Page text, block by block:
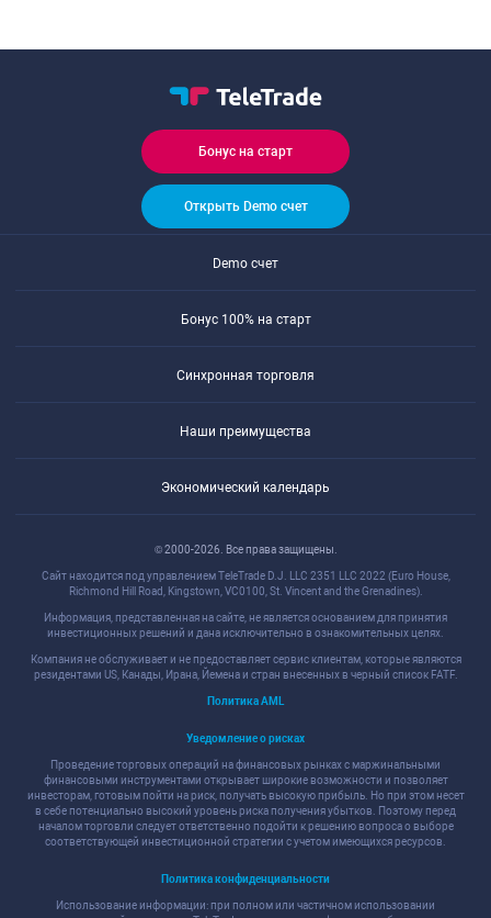
Бонус на старт
Открыть Demo счет
Demo счет
Бонус 100% на старт
Синхронная торговля
Наши преимущества
Экономический календарь
© 2000-2026. Все права защищены.
Сайт находится под управлением TeleTrade D.J. LLC 2351 LLC 2022 (Euro House,
Richmond Hill Road, Kingstown, VC0100, St. Vincent and the Grenadines).
Информация, представленная на сайте, не является основанием для принятия
инвестиционных решений и дана исключительно в ознакомительных целях.
Компания не обслуживает и не предоставляет сервис клиентам, которые являются
резидентами US, Канады, Ирана, Йемена и стран внесенных в черный список FATF.
Политика AML
Уведомление о рисках
Проведение торговых операций на финансовых рынках с маржинальными
финансовыми инструментами открывает широкие возможности и позволяет
инвесторам, готовым пойти на риск, получать высокую прибыль. Но при этом несет
в себе потенциально высокий уровень риска получения убытков. Поэтому перед
началом торговли следует ответственно подойти к решению вопроса о выборе
соответствующей инвестиционной стратегии с учетом имеющихся ресурсов.
Политика конфиденциальности
Использование информации: при полном или частичном использовании